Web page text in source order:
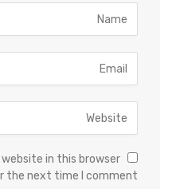
in this browser
the next time I comment.